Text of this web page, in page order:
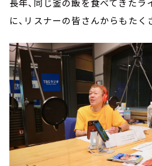
に、リスナーの皆さんからもたく